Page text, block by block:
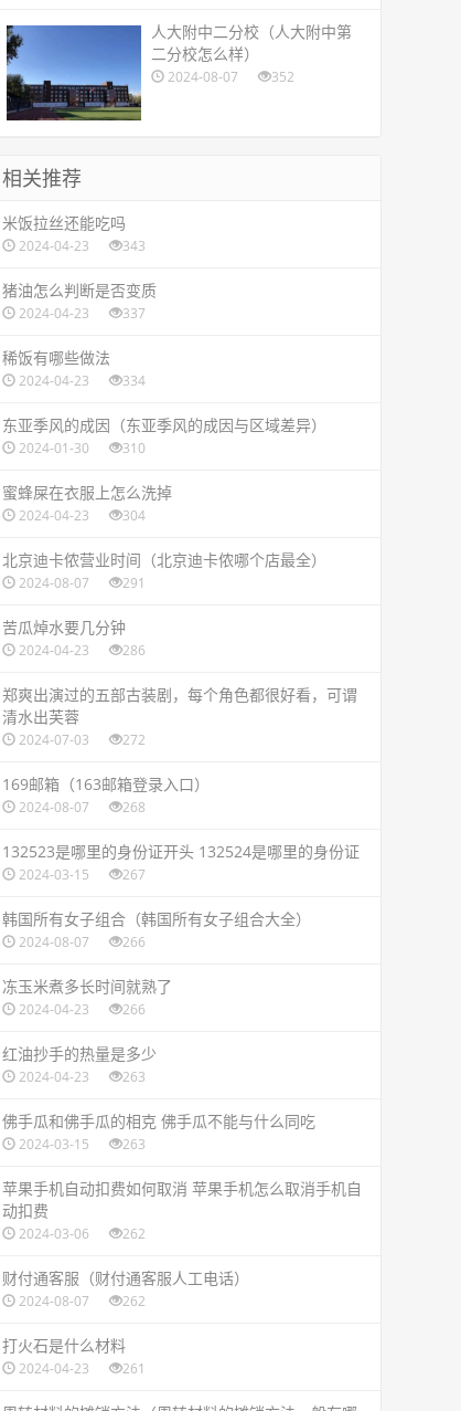
​人大附中二分校（人大附中第
二分校怎么样）
2024-08-07 352
相关推荐
​米饭拉丝还能吃吗
2024-04-23 343
​猪油怎么判断是否变质
2024-04-23 337
​稀饭有哪些做法
2024-04-23 334
​东亚季风的成因（东亚季风的成因与区域差异）
2024-01-30 310
​蜜蜂屎在衣服上怎么洗掉
2024-04-23 304
​北京迪卡侬营业时间（北京迪卡侬哪个店最全）
2024-08-07 291
​苦瓜焯水要几分钟
2024-04-23 286
​郑爽出演过的五部古装剧，每个角色都很好看，可谓
清水出芙蓉
2024-07-03 272
​169邮箱（163邮箱登录入口）
2024-08-07 268
​132523是哪里的身份证开头 132524是哪里的身份证
2024-03-15 267
​韩国所有女子组合（韩国所有女子组合大全）
2024-08-07 266
​冻玉米煮多长时间就熟了
2024-04-23 266
​红油抄手的热量是多少
2024-04-23 263
​佛手瓜和佛手瓜的相克 佛手瓜不能与什么同吃
2024-03-15 263
​苹果手机自动扣费如何取消 苹果手机怎么取消手机自
动扣费
2024-03-06 262
​财付通客服（财付通客服人工电话）
2024-08-07 262
​打火石是什么材料
2024-04-23 261